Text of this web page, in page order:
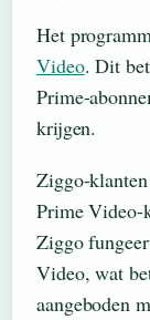
Het
Video. Dit
Prime-
krijgen.
Ziggo-
Prime Video-
Ziggo
Video, wat
aangeboden